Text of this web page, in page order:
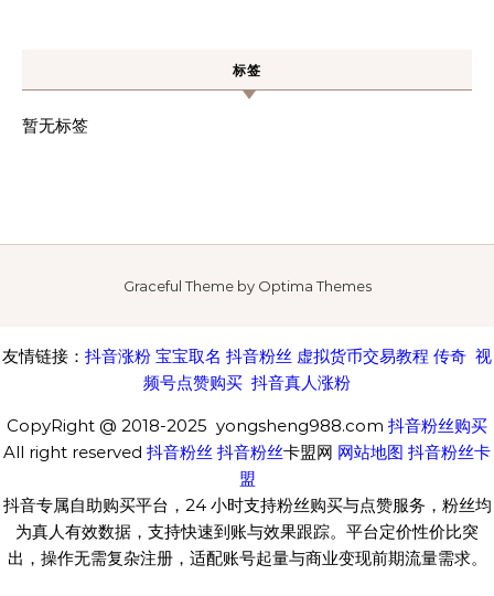
标签
暂无标签
Graceful Theme by Optima Themes
友情链接： 抖音涨粉 宝宝取名 抖音粉丝 虚拟货币交易教程 传奇 视
频号点赞购买 抖音真人涨粉
CopyRight @ 2018-2025 yongsheng988.com 抖音粉丝购买
All right reserved 抖音粉丝 抖音粉丝卡盟网 网站地图 抖音粉丝卡
盟
抖音专属自助购买平台，24 小时支持粉丝购买与点赞服务，粉丝均
为真人有效数据，支持快速到账与效果跟踪。平台定价性价比突
出，操作无需复杂注册，适配账号起量与商业变现前期流量需求。